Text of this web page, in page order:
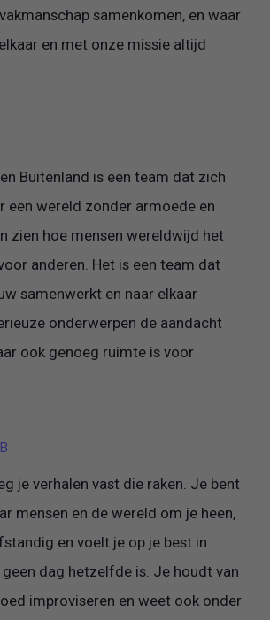
samenkomen, en waar
en met onze missie altijd
Buitenland is een team dat zich
een wereld zonder armoede en
zien hoe mensen wereldwijd het
anderen. Het is een team dat
samenwerkt en naar elkaar
onderwerpen de aandacht
ook genoeg ruimte is voor
je verhalen vast die raken. Je bent
mensen en de wereld om je heen,
en voelt je op je best in
dag hetzelfde is. Je houdt van
improviseren en weet ook onder